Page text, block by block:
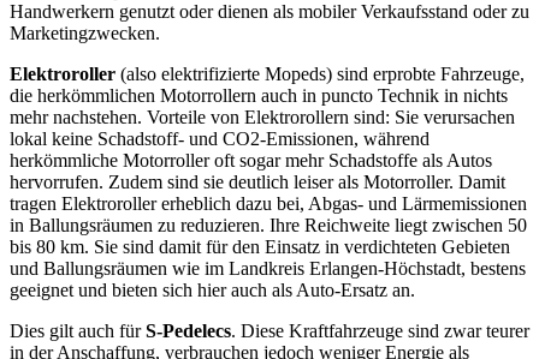
Handwerkern genutzt oder dienen als mobiler Verkaufsstand oder zu
Marketingzwecken.
Elektroroller (also elektrifizierte Mopeds) sind erprobte Fahrzeuge,
die herkömmlichen Motorrollern auch in puncto Technik in nichts
mehr nachstehen. Vorteile von Elektrorollern sind: Sie verursachen
lokal keine Schadstoff- und CO2-Emissionen, während
herkömmliche Motorroller oft sogar mehr Schadstoffe als Autos
hervorrufen. Zudem sind sie deutlich leiser als Motorroller. Damit
tragen Elektroroller erheblich dazu bei, Abgas- und Lärmemissionen
in Ballungsräumen zu reduzieren. Ihre Reichweite liegt zwischen 50
bis 80 km. Sie sind damit für den Einsatz in verdichteten Gebieten
und Ballungsräumen wie im Landkreis Erlangen-Höchstadt, bestens
geeignet und bieten sich hier auch als Auto-Ersatz an.
Dies gilt auch fürS-Pedelecs. Diese Kraftfahrzeuge sind zwar teurer
in der Anschaffung, verbrauchen jedoch weniger Energie als